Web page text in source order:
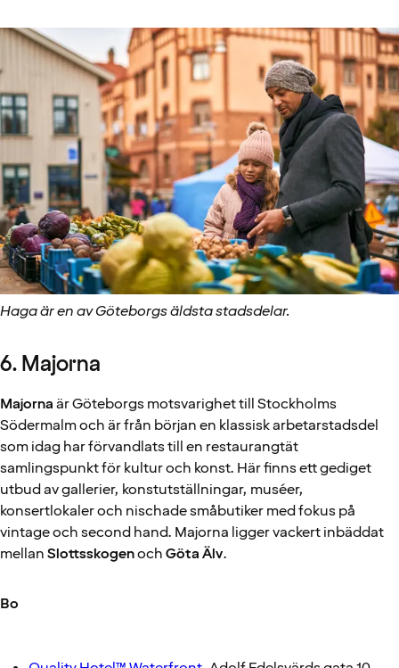
Haga är en av Göteborgs äldsta stadsdelar.
6. Majorna
Majornaär Göteborgs motsvarighet till Stockholms
Södermalm och är från början en klassisk arbetarstadsdel
som idag har förvandlats till en restaurangtät
samlingspunkt för kultur och konst. Här finns ett gediget
utbud av gallerier, konstutställningar, muséer,
konsertlokaler och nischade småbutiker med fokus på
vintage och second hand. Majorna ligger vackert inbäddat
mellanSlottsskogenochGöta Älv.
Bo